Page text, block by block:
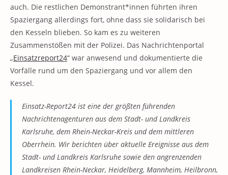
auch. Die restlichen Demonstrant*innen führten ihren
Spaziergang allerdings fort, ohne dass sie solidarisch bei
den Kesseln blieben. So kam es zu weiteren
Zusammenstößen mit der Polizei. Das Nachrichtenportal
„Einsatzreport24“ war anwesend und dokumentierte die
Vorfälle rund um den Spaziergang und vor allem den
Kessel.
Einsatz-Report24 ist eine der größten führenden
Nachrichtenagenturen aus dem Stadt- und Landkreis
Karlsruhe, dem Rhein-Neckar-Kreis und dem mittleren
Oberrhein. Wir berichten über aktuelle Ereignisse aus dem
Stadt- und Landkreis Karlsruhe sowie den angrenzenden
Landkreisen Rhein-Neckar, Heidelberg, Mannheim, Heilbronn,